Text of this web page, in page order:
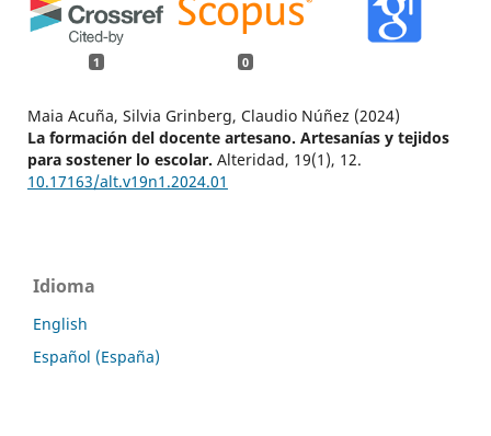
1 0
Maia Acuña, Silvia Grinberg, Claudio Núñez (2024)
La formación del docente artesano. Artesanías y tejidos
para sostener lo escolar. Alteridad, 19(1), 12.
10.17163/alt.v19n1.2024.01
Idioma
English
Español (España)